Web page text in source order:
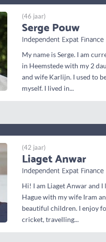
(46 jaar)
Serge Pouw
Independent Expat Finance
My name is Serge. I am
in Heemstede with my 2
and wife Karlijn. I used to
myself. I lived in...
(42 jaar)
Liaget Anwar
Independent Expat Finance
Hi! I am Liaget Anwar and I
Hague with my wife Iram
beautiful children. I enjoy
cricket, travelling...